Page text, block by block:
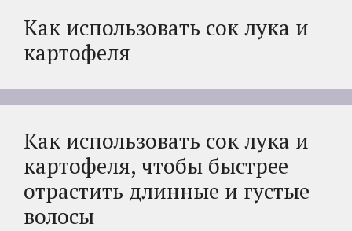
Как использовать сок лука и
картофеля
Как использовать сок лука и
картофеля, чтобы быстрее
отрастить длинные и густые
волосы